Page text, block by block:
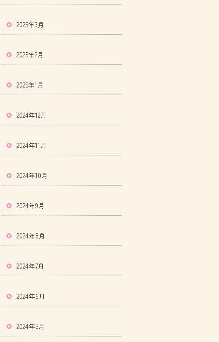
2025年3月
2025年2月
2025年1月
2024年12月
2024年11月
2024年10月
2024年9月
2024年8月
2024年7月
2024年6月
2024年5月